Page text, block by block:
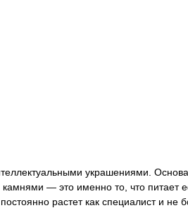
украшениями.
— это именно то, что питает
растет как специалист и не